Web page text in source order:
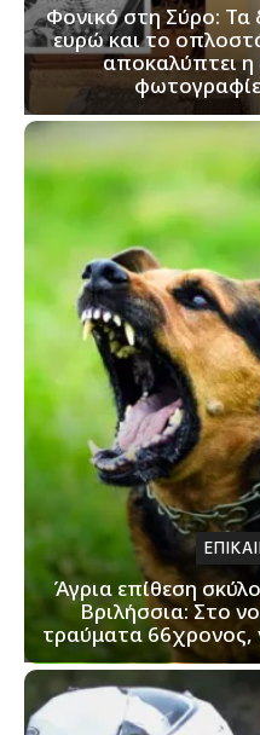
Φονικό στη Σύρο: Τα
ευρώ και το
αποκαλύπτει η
Άγρια επίθεση
Βριλήσσια: Στο
τραύματα 66χρονος,